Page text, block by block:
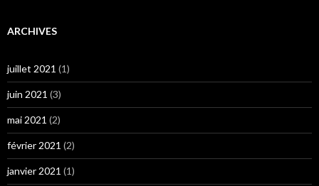
ARCHIVES
juillet 2021 (1)
juin 2021 (3)
mai 2021 (2)
février 2021 (2)
janvier 2021 (1)